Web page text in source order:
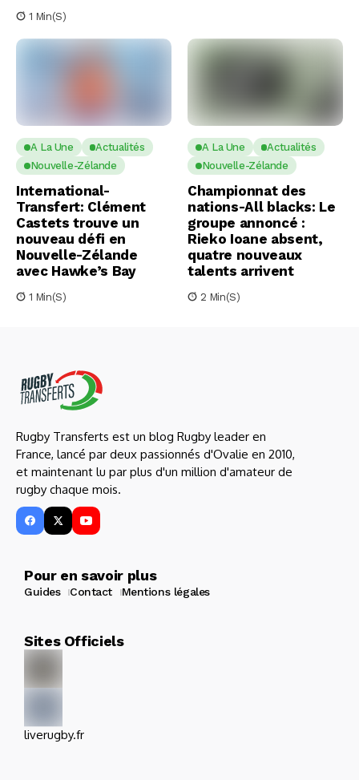
1 Min(s)
A La Une
Actualités
Nouvelle-Zélande
International-
Transfert: Clément
Castets trouve un
nouveau défi en
Nouvelle-Zélande
avec Hawke’s Bay
1 Min(s)
A La Une
Actualités
Nouvelle-Zélande
Championnat des
nations-All blacks: Le
groupe annoncé :
Rieko Ioane absent,
quatre nouveaux
talents arrivent
2 Min(s)
Rugby Transferts est un blog Rugby leader en
France, lancé par deux passionnés d'Ovalie en 2010,
et maintenant lu par plus d'un million d'amateur de
rugby chaque mois.
Pour en savoir plus
Guides Contact Mentions légales
Sites Officiels
liverugby.fr